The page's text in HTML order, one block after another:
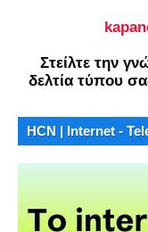
Στείλτε την
δελτία τύπου
HCN | Internet -